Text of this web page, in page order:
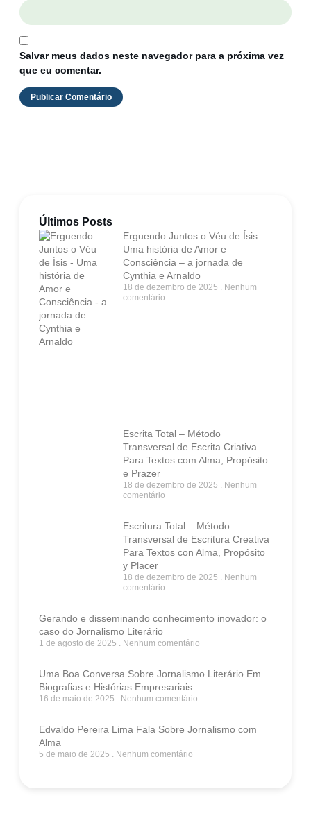
Salvar meus dados neste navegador para a próxima vez
que eu comentar.
Últimos Posts
Erguendo Juntos o Véu de Ísis –
Uma história de Amor e
Consciência – a jornada de
Cynthia e Arnaldo
18 de dezembro de 2025
Nenhum
comentário
Escrita Total – Método
Transversal de Escrita Criativa
Para Textos com Alma, Propósito
e Prazer
18 de dezembro de 2025
Nenhum
comentário
Escritura Total – Método
Transversal de Escritura Creativa
Para Textos con Alma, Propósito
y Placer
18 de dezembro de 2025
Nenhum
comentário
Gerando e disseminando conhecimento inovador: o
caso do Jornalismo Literário
1 de agosto de 2025 Nenhum comentário
Uma Boa Conversa Sobre Jornalismo Literário Em
Biografias e Histórias Empresariais
16 de maio de 2025 Nenhum comentário
Edvaldo Pereira Lima Fala Sobre Jornalismo com
Alma
5 de maio de 2025 Nenhum comentário